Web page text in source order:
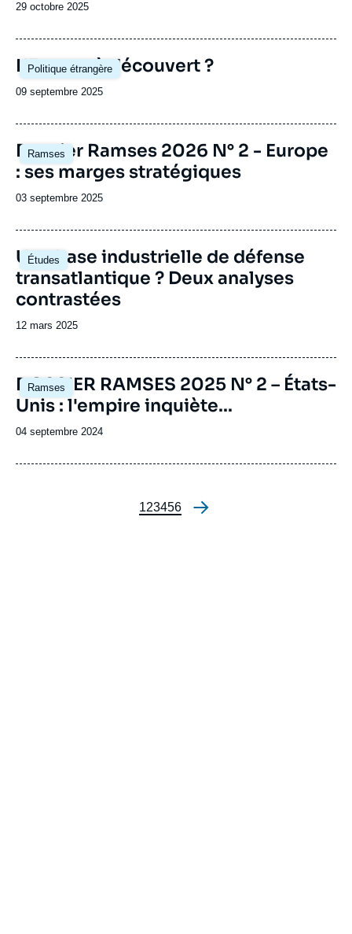
Date
publication
29 octobre 2025
Politique étrangère
Image
principale
L'Europe à découvert ?
Date
publication
09 septembre 2025
Ramses
Image
principale
Dossier Ramses 2026 N° 2 - Europe
: ses marges stratégiques
Date
publication
03 septembre 2025
Études
Image
principale
Une base industrielle de défense
transatlantique ? Deux analyses
contrastées
Date
publication
12 mars 2025
Ramses
Image
principale
DOSSIER RAMSES 2025 N° 2 – États-
Unis : l'empire inquiète...
Date
publication
04 septembre 2024
Pagination
Page
1Page
2Page
3Page
4Page
5Page
6